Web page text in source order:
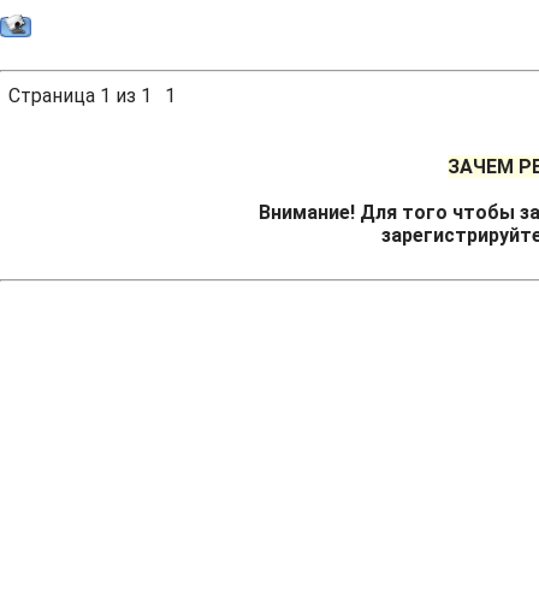
Страница 1 из 1 1
ЗАЧЕМ
Внимание! Для того чтобы